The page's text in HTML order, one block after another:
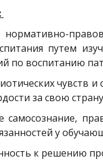
нормативно-
путем
по воспитанию
чувств
за свою
самосознание,
у
к решению